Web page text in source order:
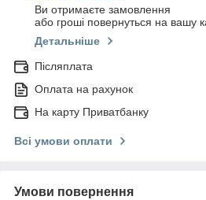
Ви отримаєте замовлення
або гроші повернуться на вашу
Детальніше
Післяплата
Оплата на рахунок
На карту Приватбанку
Всі умови оплати
Умови повернення